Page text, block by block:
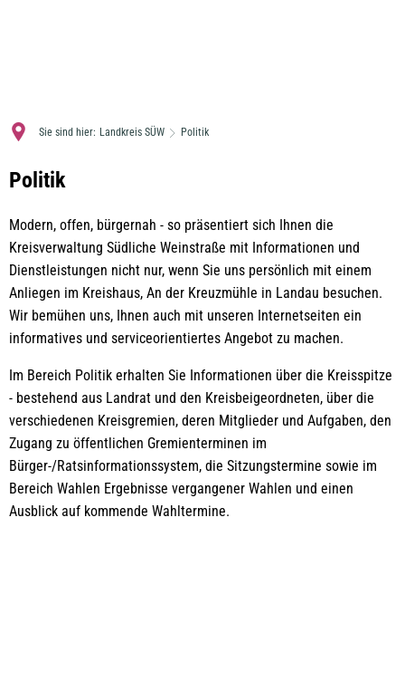
Sie sind hier: Landkreis SÜW Politik
Politik
Politik
Modern, offen, bürgernah - so präsentiert sich Ihnen die
Kreisverwaltung Südliche Weinstraße mit Informationen und
Dienstleistungen nicht nur, wenn Sie uns persönlich mit einem
Anliegen im Kreishaus, An der Kreuzmühle in Landau besuchen.
Wir bemühen uns, Ihnen auch mit unseren Internetseiten ein
informatives und serviceorientiertes Angebot zu machen.
Im Bereich Politik erhalten Sie Informationen über die Kreisspitze
- bestehend aus Landrat und den Kreisbeigeordneten, über die
verschiedenen Kreisgremien, deren Mitglieder und Aufgaben, den
Zugang zu öffentlichen Gremienterminen im
Bürger-/Ratsinformationssystem, die Sitzungstermine sowie im
Bereich Wahlen Ergebnisse vergangener Wahlen und einen
Ausblick auf kommende Wahltermine.